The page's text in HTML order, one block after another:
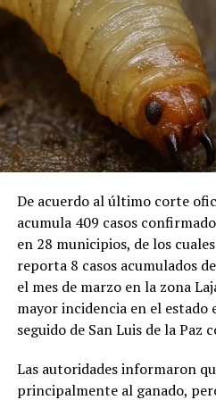
De acuerdo al último corte
acumula 409 casos
en 28 municipios, de los
reporta 8 casos acumulados
el mes de marzo en la zona
mayor incidencia en el estado
seguido de San Luis de la Paz
Las autoridades informaron
principalmente al ganado,